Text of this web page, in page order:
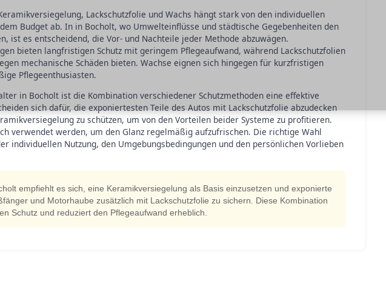
Lackschutzfolie und Wachs hängt stark von den individuellen
Budget ab. In in Bocholt, wo Umwelteinflüsse und städtische Gegebenheiten den
ist es entscheidend, die Vor- und Nachteile jeder Methode abzuwägen.
bieten langfristigen Schutz mit geringem Pflegeaufwand, während Lackschutzfolien
mechanische Schäden bieten. Wachse eignen sich hingegen für kurzfristigen
Pflegeenthusiasten.
in Bocholt ist die Kombination verschiedener Schutzmethoden eine effektive
sich dafür, die exponiertesten Teile des Autos mit Lackschutzfolie abzudecken
zu schützen, um von den Vorteilen beider Systeme zu profitieren.
verwendet werden, um den Glanz regelmäßig aufzufrischen. Die richtige Wahl
individuellen Nutzung, den Umgebungsbedingungen und den persönlichen Vorlieben
empfiehlt es sich, eine Keramikversiegelung als Basis einzusetzen und exponierte
und Motorhaube zusätzlich mit Lackschutzfolie zu sichern. Diese Kombination
Schutz und reduziert den Pflegeaufwand erheblich.